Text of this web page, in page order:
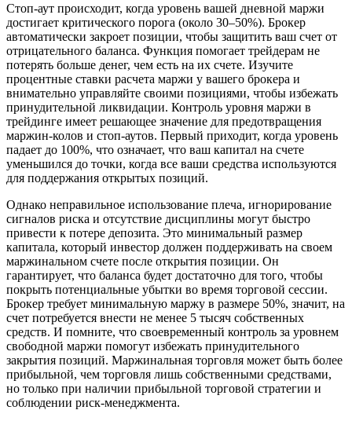
Стоп-аут происходит, когда уровень вашей дневной маржи
достигает критического порога (около 30–50%). Брокер
автоматически закроет позиции, чтобы защитить ваш счет от
отрицательного баланса. Функция помогает трейдерам не
потерять больше денег, чем есть на их счете. Изучите
процентные ставки расчета маржи у вашего брокера и
внимательно управляйте своими позициями, чтобы избежать
принудительной ликвидации. Контроль уровня маржи в
трейдинге имеет решающее значение для предотвращения
маржин-колов и стоп-аутов. Первый приходит, когда уровень
падает до 100%, что означает, что ваш капитал на счете
уменьшился до точки, когда все ваши средства используются
для поддержания открытых позиций.
Однако неправильное использование плеча, игнорирование
сигналов риска и отсутствие дисциплины могут быстро
привести к потере депозита. Это минимальный размер
капитала, который инвестор должен поддерживать на своем
маржинальном счете после открытия позиции. Он
гарантирует, что баланса будет достаточно для того, чтобы
покрыть потенциальные убытки во время торговой сессии.
Брокер требует минимальную маржу в размере 50%, значит, на
счет потребуется внести не менее 5 тысяч собственных
средств. И помните, что своевременный контроль за уровнем
свободной маржи помогут избежать принудительного
закрытия позиций. Маржинальная торговля может быть более
прибыльной, чем торговля лишь собственными средствами,
но только при наличии прибыльной торговой стратегии и
соблюдении риск-менеджмента.